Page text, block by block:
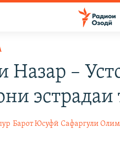
Назар –
эстрадаи
Барот Юсуфӣ Сафаргули